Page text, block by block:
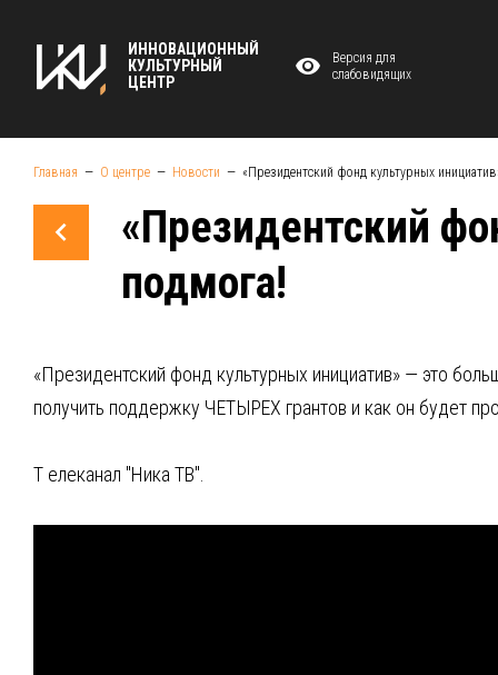
ИННОВАЦИОННЫЙ
КУЛЬТУРНЫЙ
ЦЕНТР
Версия для
слабовидящих
Главная О центре Новости «Президентский фонд культурных
«Президентский
подмога!
«Президентский фонд культурных инициатив» — это
получить поддержку ЧЕТЫРЕХ грантов и как он будет
Т елеканал "Ника ТВ".